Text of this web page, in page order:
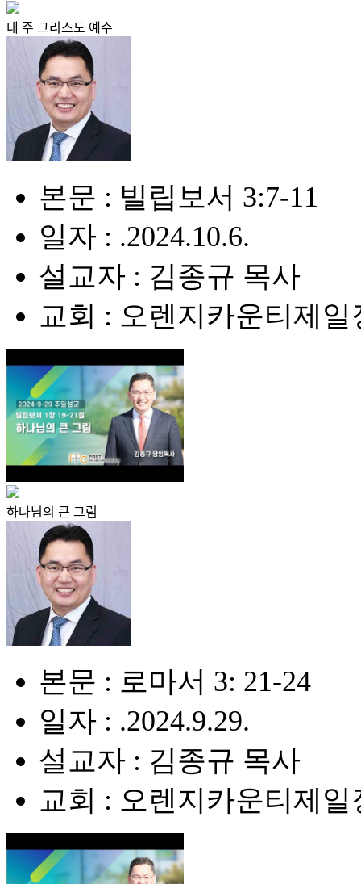
내 주 그리스도 예수
본문 : 빌립보서 3:7-11
일자 : .2024.10.6.
설교자 : 김종규 목사
교회 : 오렌지카운티제일
하나님의 큰 그림
본문 : 로마서 3: 21-24
일자 : .2024.9.29.
설교자 : 김종규 목사
교회 : 오렌지카운티제일